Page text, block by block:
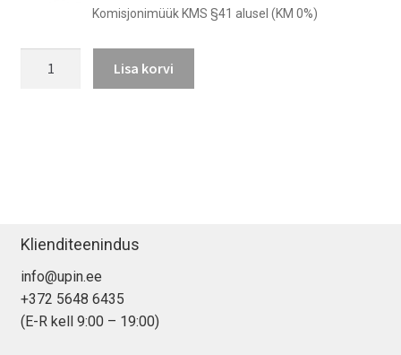
hind
hind
Komisjonimüük KMS §41 alusel (KM 0%)
Lisa korvi
Klienditeenindus
info@upin.ee
+372 5648 6435
(E-R kell 9:00 – 19:00)